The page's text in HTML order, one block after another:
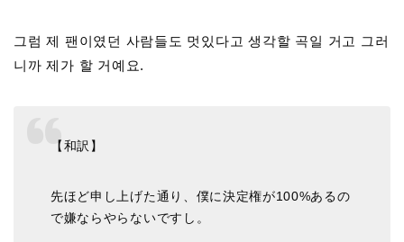
그럼 제 팬이였던 사람들도 멋있다고 생각할 곡일 거고 그러
니까 제가 할 거예요.
【和訳】
先ほど申し上げた通り、僕に決定権が100%あるの
で嫌ならやらないですし。